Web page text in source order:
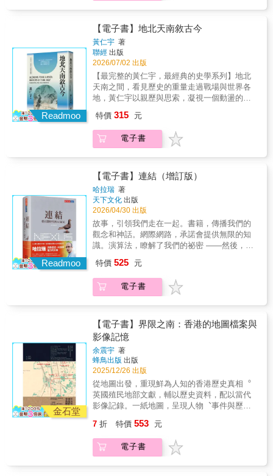
們開始渴望秩序勝過自由、確定勝過探索、教
條勝過討論。權力日益集中，思想逐漸僵化，
貿易開始退縮，異見遭到排斥。文明真正失去
的，不只是財富，而是持續創新的能力。諾貝
里因此提出一個比「文明為何衰亡」更重要的
問題：我們這個已經維持約兩百年繁榮的文
明，要如何能夠成功延續下去？未來會發生什
麼危機，其實沒有人知道。歷史反覆證明，人
類對未來的預測幾乎總是錯的，因此真正能延
續繁榮的，不是找到一套永遠正確的制度，而
是建立一個能夠持續學習、自由試驗、不斷修
正自己的社會。這正是本書對今日世界最重要
的提醒。當反全球化、民族主義、身分政治與
以繁榮的大門。每一個文明都同時擁有雅典與
斯巴達的基因：要保持開放、保有創新，還是
為了既有的一切而將世界拒之門外，選擇權掌
握在我們每個人手中。本書特色本書是一本以
「文明的繁榮來自開放」為主軸、兼具歷史敘
事與現實警示的作品，用相對輕快的方式整理
大量歷史材料，好讀且有啟發，不僅是歷史著
作，也是反思當下的重要讀物。
史的側影。全書可歸納為「緬甸戰場的聞
見」、「五十年來的撫今追昔」、「各種思想
體系及其實用」、「歐遊觀感」與「古今人
物」五類主題。分類只是引路，真正貫穿全書
的，是作者對歷史尺度失效與重建的深刻警覺
——當戰爭、遷徙、制度與世界秩序不斷打破
既有經驗，人們該如何重新理解歷史？黃仁宇
以個人經歷為起點，延伸出對中國近現代轉型
的宏觀觀察。他指出，內戰與社會動盪的深層
應世界潮流、重組社會結構所付出的巨大代
價；過去依賴意識形態書寫的歷史，也勢必面
臨重新檢驗與修訂。本書以隨筆式思考穿針引
線，是一部可隨手翻閱、亦值得反覆回味的作
品，讓我們看見：歷史不只存在於檔案與理論
之中，也存在於親歷者的眼睛、行走的路途，
以及不斷思索的腦海裡。▍【聯經出版．黃仁
宇文集】出版計畫集結黃仁宇思想全貌，重現
大歷史視野黃仁宇（1918–2000）是二十世紀
最具影響力的華人歷史學家之一。他以「大歷
史觀」著稱，擅長從宏觀視野審視中國與世界
的歷史結構，並以嚴謹的學術研究、深刻的文
化觀察和動人的文學筆法，為世人留下豐厚的
思想遺產聯經出版特別規劃完整的【黃仁宇文
集】，將其分散於各出版社的著作重新彙整，
明代研究專著：嚴謹考證，深掘制度與社會運
作。 歷史類散文：知性與感性的交織，展現
文化洞察。 戰爭與近現代中國：親歷時代動
盪，書寫生命史詩。 小說與文學創作：以文
學筆法重現歷史氛圍與情感。這是一部完整的
思想工程，引領讀者全面認識黃仁宇的思想脈
絡，也讓經典再度回到當代視野，持續發揮影
響力。透過【黃仁宇文集】，我們將再次看見
——歷史不是片段，而是千萬重的關聯。
▍【聯經出版．黃仁宇文集】《萬曆十五年：
財政與稅收》《明代的漕運，1368-1644》《中
國大歷史》《資本主義與廿一世紀》《從大歷
史的角度讀蔣介石日記》《放寬歷史的視界》
Readmoo
【電子書】地北天南敘古今
黃仁宇 著
聯經 出版
2026/07/02 出版
【最完整的黃仁宇，最經典的史學系列】地北
天南之間，看見歷史的重量走過戰場與世界各
地，黃仁宇以親歷與思索，凝視一個動盪的世
世紀完成的二十七篇文字，最早成稿於二戰期
間，最晚近於書成之時。篇章或源於戰地親
歷，或出自異地遊歷，也有對歷史人物、思想
史的側影。全書可歸納為「緬甸戰場的聞
見」、「五十年來的撫今追昔」、「各種思想
體系及其實用」、「歐遊觀感」與「古今人
物」五類主題。分類只是引路，真正貫穿全書
的，是作者對歷史尺度失效與重建的深刻警覺
——當戰爭、遷徙、制度與世界秩序不斷打破
既有經驗，人們該如何重新理解歷史？黃仁宇
以個人經歷為起點，延伸出對中國近現代轉型
的宏觀觀察。他指出，內戰與社會動盪的深層
應世界潮流、重組社會結構所付出的巨大代
價；過去依賴意識形態書寫的歷史，也勢必面
臨重新檢驗與修訂。本書以隨筆式思考穿針引
品，讓我們看見：歷史不只存在於檔案與理論
之中，也存在於親歷者的眼睛、行走的路途，
以及不斷思索的腦海裡。▍【聯經出版．黃仁
宇文集】出版計畫集結黃仁宇思想全貌，重現
大歷史視野黃仁宇（1918–2000）是二十世紀
最具影響力的華人歷史學家之一。他以「大歷
史觀」著稱，擅長從宏觀視野審視中國與世界
的歷史結構，並以嚴謹的學術研究、深刻的文
思想遺產聯經出版特別規劃完整的【黃仁宇文
集】，將其分散於各出版社的著作重新彙整，
陸續改版推出，分為五大系列： 大歷史觀與
歷史方法論：重新定義歷史格局與中國定位。
特價 315 元
電子書
Readmoo
【電子書】連結（增訂版）
哈拉瑞 著
天下文化 出版
2026/04/30 出版
故事，引領我們走在一起。書籍，傳播我們的
觀念和神話。網際網路，承諾會提供無限的知
識。演算法，瞭解了我們的祕密 ——然後，我
麼？哈拉瑞的新巨作《連結》，以激勵人心的
方式，講述了我們如何走到這一刻，以及現在
必須做出的、攸關生存與發展的急迫決擇。
瑞引導我們走過石器時代、經歷《聖經》正典
化、印刷術的發明、大眾媒體的興起、以及民
粹主義的重燃……例舉了羅馬帝國、秦帝國、
天主教會、蘇聯等體制如何利用資訊技術來實
現目標，無論是好是壞。資訊，既不是真理真
相的原料，也不只是權力與武器；《連結》探
索了許多極端之間、充滿希望的中間立場，在
鐵幕落下、矽幕升起之際，重新發現我們共有
的人性。※《連結（增訂版）》係根據2025年9
月的英文平裝版，進行內文修訂，並新增一篇
子是電報發明以前，最快速的資訊傳遞工具。
二、在《聖經》故事裡，鴿子、橄欖枝與彩
虹，都是象徵和平與寬容的符號。三、本書第1
特價 525 元
電子書
金石堂
【電子書】界限之南：香港的地圖檔案與
影像記憶
余震宇 著
蜂鳥出版 出版
2025/12/26 出版
從地圖出發，重現鮮為人知的香港歷史真相︒
英國殖民地部文獻，輔以歷史資料，配以當代
影像記錄。一紙地圖，呈現人物︑事件與歷史
人知的一面，還原更立體、更有力量的香港歷
史真相︒***「地圖並不是客觀的記錄，而是權
力的證明︒」九龍半島的歷史，是權力︑利益
7 折 特價 553 元
電子書